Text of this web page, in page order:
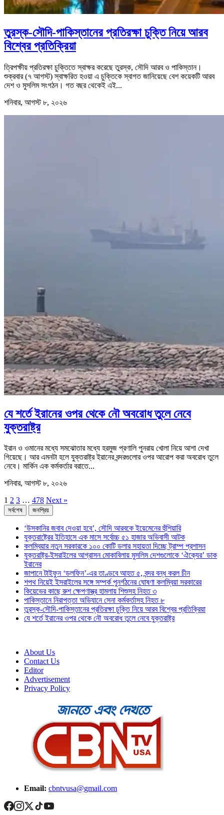
তুরস্ক-সৌদি-পাকিস্তানের প্রতিরক্ষা চুক্তি নিয়ে আরব
বিশ্বের প্রতিক্রিয়া
ত্রিপক্ষীয় প্রতিরক্ষা চুক্তিতে স্বাক্ষর করেছে তুরস্ক, সৌদি আরব ও পাকিস্তান।
শুক্রবার (৭ আগস্ট) স্বাক্ষরিত হওয়া এ চুক্তিকে স্বাগত জানিয়েছে বেশ কয়েকটি আরব
দেশ ও মুসলিম সংগঠন। গত বছর থেকেই এই...
শনিবার, আগস্ট ৮, ২০২৬
যে শর্তে ইরানের ওপর থেকে নৌ অবরোধ তুলে নেবে
যুক্তরাষ্ট্র
ইরান ও ওমানের মধ্যে সমঝোতার মধ্যে হরমুজ প্রণালি পুনরায় খোলা নিয়ে আশা দেখা
গিয়েছে। আর এমনটা হলে যুক্তরাষ্ট্র ইরানের বন্দরগুলোর ওপর আরোপ করা অবরোধ তুলে
নেবে। মার্কিন এক কর্মকর্তার বরাতে...
শনিবার, আগস্ট ৮, ২০২৬
1 2 3 … 478 Next »
সর্বশেষ জনপ্রিয়
‘উসকানির জবাব দেওয়া হবে’, সৌদি আরবকে ইয়েমেনের হুঁশিয়ারি
যুক্তরাষ্ট্রের ইতিহাসে এক মাসে সর্বোচ্চ ৫১ হাজার অভিবাসী আটক
কলম্বিয়ার নতুন সরকারকে ১০০ কোটি ডলার সহায়তা দিচ্ছে ট্রাম্প প্রশাসন
যুক্তরাষ্ট্র-ইসরাইলের আগ্রাসন মোকাবিলায় মুসলিম দেশগুলোকে ‘ঐক্যের’ ডাক
ইরানের
জাপানে টাইফুন ‘ডলফিন’-এর তাণ্ডবে আহত ৫, বন্দর বন্ধ করল চীন
শপথ নিয়েই ইসরাইলের সঙ্গে সম্পর্ক পুনর্গঠনের ঘোষণা কলম্বিয়া সরকারের
কিয়েভের কাছে রুশ ক্ষেপণাস্ত্র হামলায় শিশুসহ নিহত ৩
পাকিস্তানে নিরাপত্তা অভিযানে সেনা কর্মকর্তাসহ নিহত ৮
তুরস্ক-সৌদি-পাকিস্তানের প্রতিরক্ষা চুক্তি নিয়ে আরব বিশ্বের প্রতিক্রিয়া
যে শর্তে ইরানের ওপর থেকে নৌ অবরোধ তুলে নেবে যুক্তরাষ্ট্র
About Us
Contact Us
Editor
Advertisement
Privacy Policy
Email: cbntvusa@gmail.com